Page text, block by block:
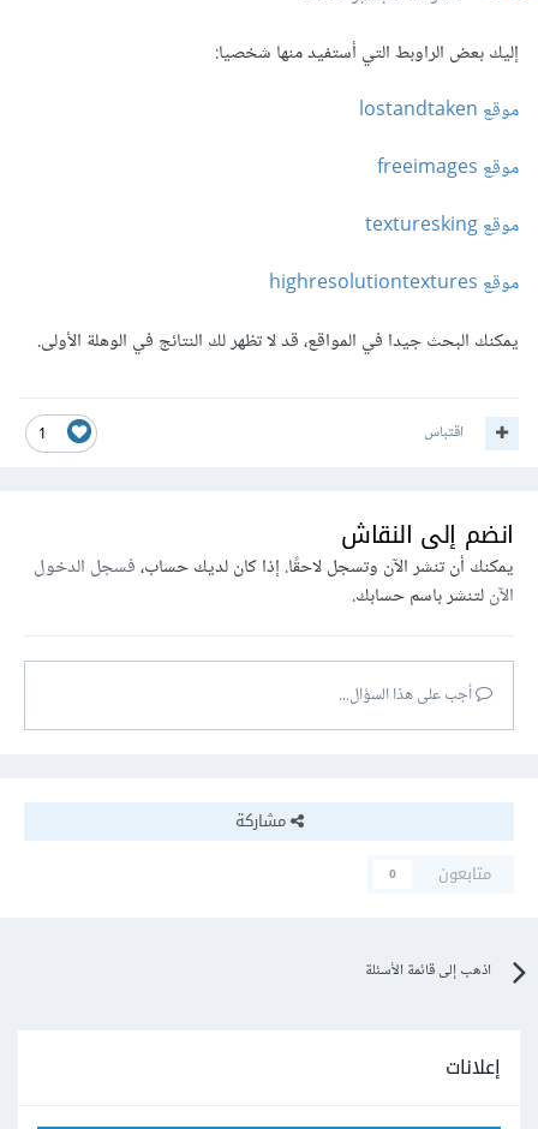
إليك بعض الراوبط التي أستفيد منها شخصيا:
موقع lostandtaken
موقع freeimages
موقع texturesking
موقع highresolutiontextures
يمكنك البحث جيدا في المواقع، قد لا تظهر لك النتائج في الوهلة الأولى.
1 اقتباس
انضم إلى النقاش
يمكنك أن تنشر الآن وتسجل لاحقًا. إذا كان لديك حساب،فسجل الدخول
الآنلتنشر باسم حسابك.
أجب على هذا السؤال...
مشاركة
متابعون
0
اذهب إلى قائمة الأسئلة
إعلانات